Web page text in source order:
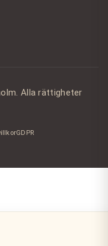
Alla rättigheter
GDPR